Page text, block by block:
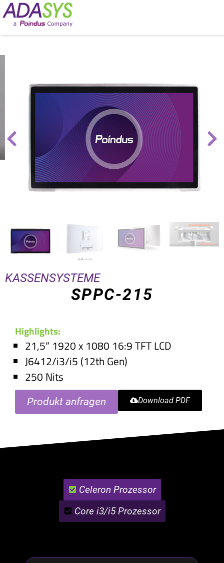
KASSENSYSTEME
SPPC-215
Highlights:
21,5“ 1920 x 1080 16:9 TFT LCD
J6412/i3/i5 (12th Gen)
250 Nits
Produkt anfragen Download PDF
Celeron Prozessor
Core i3/i5 Prozessor